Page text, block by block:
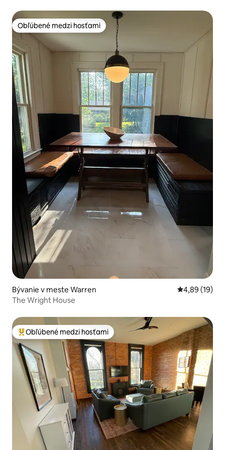
Obľúbené medzi hosťami
Obľúbené medzi hosťami
Bývanie v meste Warren Priemerné
4,89 (19)
The Wright House
Najobľúbenejšie medzi hosťami
Obľúbené medzi hosťami